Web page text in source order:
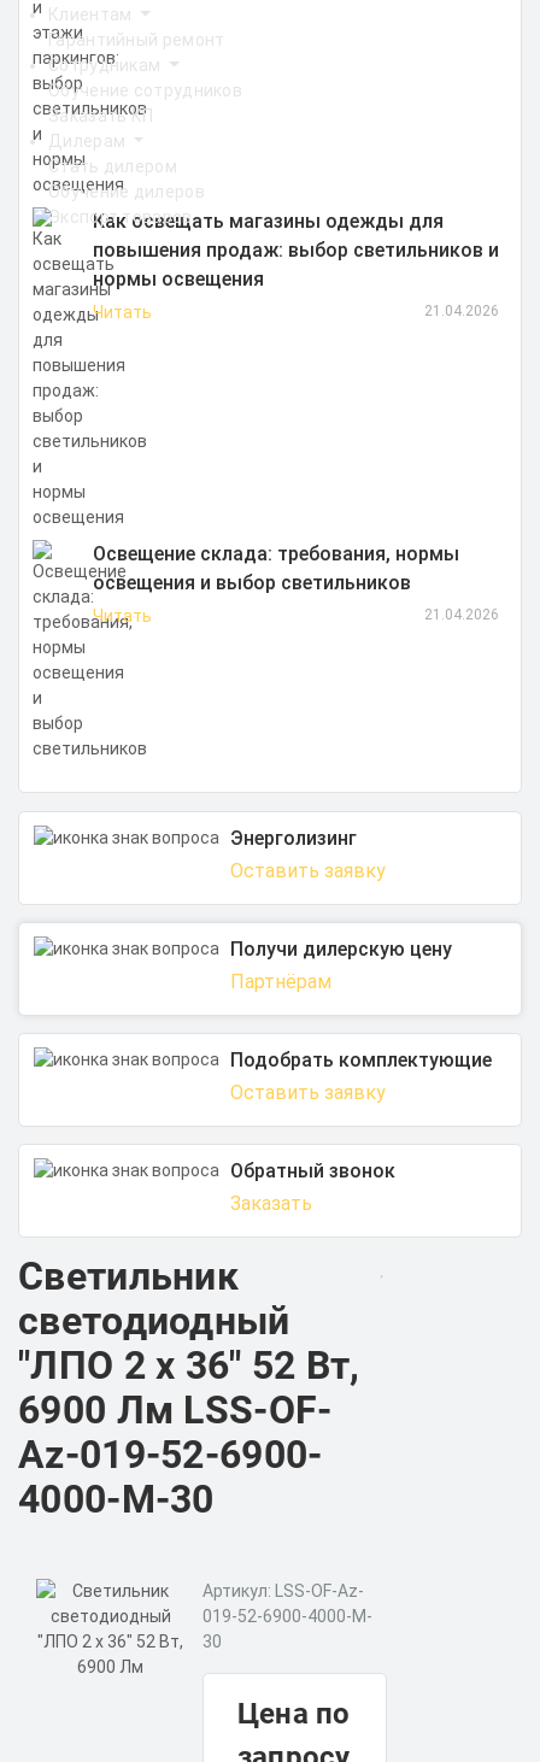
Клиентам
Гарантийный ремонт
Сотрудникам
Обучение сотрудников
Заказать КП
Дилерам
Стать дилером
Обучение дилеров
Экспорт товаров
Как освещать магазины одежды для
повышения продаж: выбор светильников и
нормы освещения
Читать 21.04.2026
Освещение склада: требования, нормы
освещения и выбор светильников
Читать 21.04.2026
Энерголизинг
Оставить заявку
Получи дилерскую цену
Партнёрам
Подобрать комплектующие
Оставить заявку
Обратный звонок
Заказать
Светильник
светодиодный
"ЛПО 2 х 36" 52 Вт,
6900 Лм LSS-OF-
Az-019-52-6900-
4000-M-30
Артикул: LSS-OF-Az-
019-52-6900-4000-M-
30
Цена по